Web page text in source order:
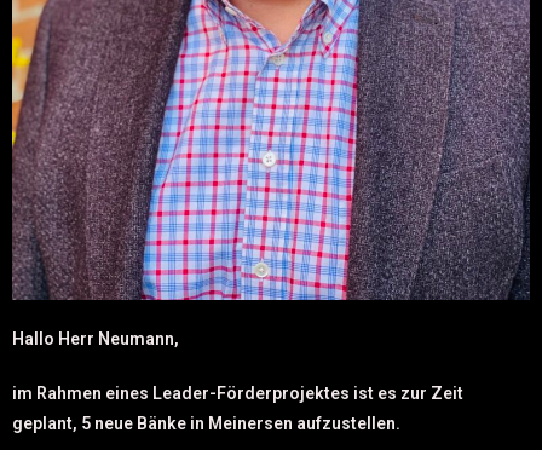
Hallo Herr Neumann,
im Rahmen eines Leader-Förderprojektes ist es zur Zeit
geplant, 5 neue Bänke in Meinersen aufzustellen.